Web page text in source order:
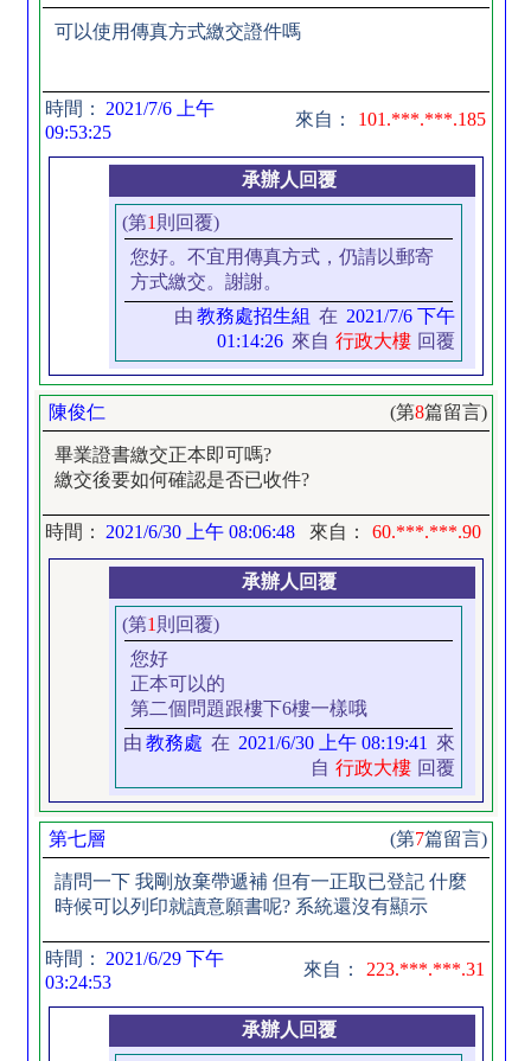
可以使用傳真方式繳交證件嗎
時間：
2021/7/6 上午
09:53:25
來自： 101.***.***.185
承辦人回覆
(第1 則回覆)
您好。不宜用傳真方式，仍請以郵寄
方式繳交。謝謝。
由 教務處招生組 在 2021/7/6 下午
01:14:26 來自 行政大樓 回覆
陳俊仁 (第8篇留言)
畢業證書繳交正本即可嗎?
繳交後要如何確認是否已收件?
時間： 2021/6/30 上午 08:06:48 來自： 60.***.***.90
承辦人回覆
(第1 則回覆)
您好
正本可以的
第二個問題跟樓下6樓一樣哦
由 教務處 在 2021/6/30 上午 08:19:41
來
自 行政大樓 回覆
第七層 (第7篇留言)
請問一下 我剛放棄帶遞補 但有一正取已登記 什麼
時候可以列印就讀意願書呢? 系統還沒有顯示
時間：
2021/6/29 下午
03:24:53
來自： 223.***.***.31
承辦人回覆